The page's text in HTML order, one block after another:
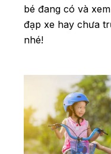
bé đang có và
đạp xe hay chưa
nhé!